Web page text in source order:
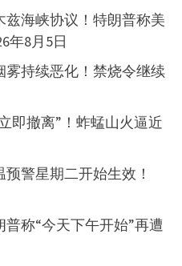
海峡协议！特朗普称美
年8月5日
持续恶化！禁烧令继续
即撤离”！蚱蜢山火逼近
警星期二开始生效！
称“今天下午开始”再遭